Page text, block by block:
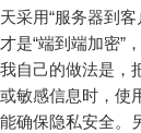
采用“服务器到
是“端到端加密”
自己的做法是，
敏感信息时，使
确保隐私安全。